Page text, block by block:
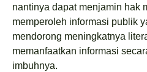
nantinya dapat menjamin hak
memperoleh informasi publik
mendorong meningkatnya
memanfaatkan informasi
imbuhnya.